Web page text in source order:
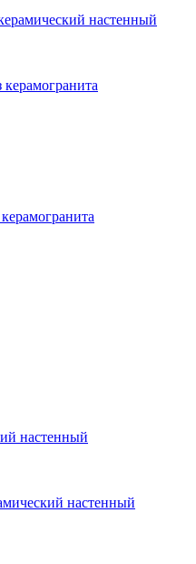
настенный
керамогранита
настенный
настенный